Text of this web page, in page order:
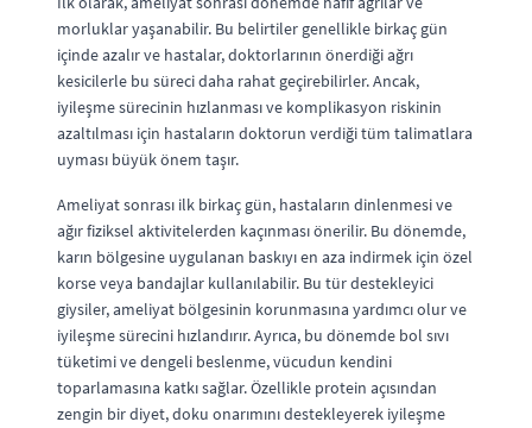
morluklar yaşanabilir. Bu belirtiler genellikle birkaç gün
içinde azalır ve hastalar, doktorlarının önerdiği ağrı
kesicilerle bu süreci daha rahat geçirebilirler. Ancak,
iyileşme sürecinin hızlanması ve komplikasyon riskinin
azaltılması için hastaların doktorun verdiği tüm talimatlara
uyması büyük önem taşır.
Ameliyat sonrası ilk birkaç gün, hastaların dinlenmesi ve
ağır fiziksel aktivitelerden kaçınması önerilir. Bu dönemde,
karın bölgesine uygulanan baskıyı en aza indirmek için özel
korse veya bandajlar kullanılabilir. Bu tür destekleyici
giysiler, ameliyat bölgesinin korunmasına yardımcı olur ve
iyileşme sürecini hızlandırır. Ayrıca, bu dönemde bol sıvı
tüketimi ve dengeli beslenme, vücudun kendini
toparlamasına katkı sağlar. Özellikle protein açısından
zengin bir diyet, doku onarımını destekleyerek iyileşme